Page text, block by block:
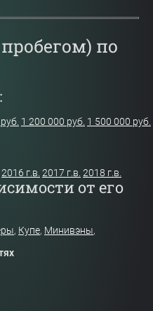
по
1 200 000 руб. 1 500 000 руб.
2016 г.в. 2017 г.в. 2018 г.в.
от его
, Купе, Минивэны,